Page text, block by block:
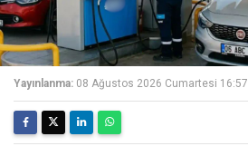
Yayınlanma: 08 Ağustos 2026 Cumartesi 16:57